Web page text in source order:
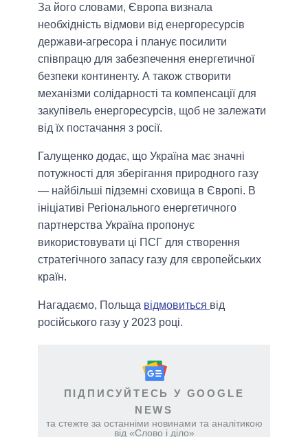
За його словами, Європа визнала
необхідність відмови від енергоресурсів
держави-агресора і планує посилити
співпрацю для забезпечення енергетичної
безпеки континенту. А також створити
механізми солідарності та компенсації для
закупівель енергоресурсів, щоб не залежати
від їх постачання з росії.
Галущенко додає, що Україна має значні
потужності для зберігання природного газу
— найбільші підземні сховища в Європі. В
ініціативі Регіонального енергетичного
партнерства Україна пропонує
використовувати ці ПСГ для створення
стратегічного запасу газу для європейських
країн.
Нагадаємо, Польща відмовиться від
російського газу у 2023 році.
ПІДПИСУЙТЕСЬ У GOOGLE
NEWS
та стежте за останніми новинами та аналітикою
від «Слово і діло»